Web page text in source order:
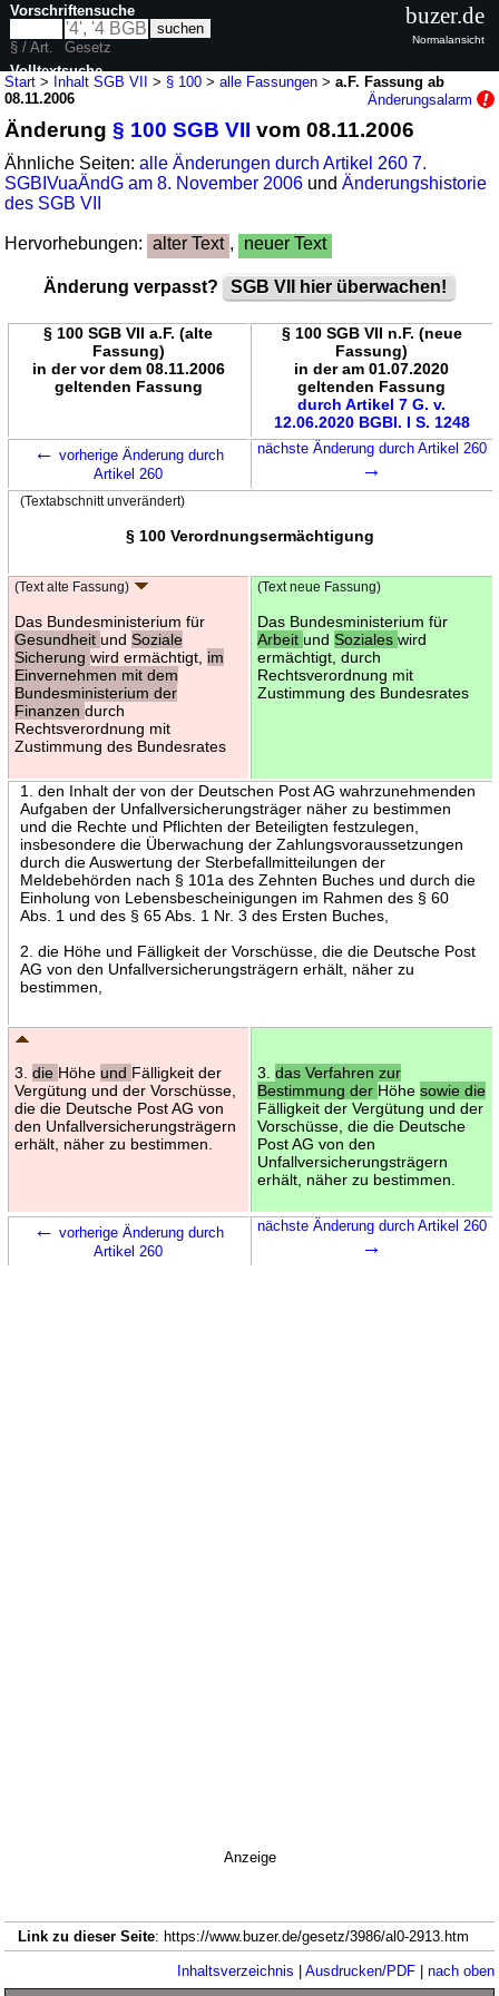
Start > Inhalt SGB VII > § 100 >alle Fassungen >a.F. Fassung ab
08.11.2006
Änderungsalarm
Änderung§ 100 SGB VII vom 08.11.2006
Ähnliche Seiten:alle Änderungen durch Artikel 260 7.
SGBIVuaÄndG am 8. November 2006 undÄnderungshistorie
des SGB VII
Hervorhebungen: alter Text , neuer Text
Änderung verpasst? SGB VII hier überwachen!
§ 100 SGB VII a.F. (alte
Fassung)
in der vor dem 08.11.2006
geltenden Fassung
§ 100 SGB VII n.F. (neue
Fassung)
in der am 01.07.2020
geltenden Fassung
durch Artikel 7 G. v.
12.06.2020 BGBl. I S. 1248
← vorherige Änderung durch
Artikel 260
nächste Änderung durch Artikel 260
→
(Textabschnitt unverändert)
§ 100 Verordnungsermächtigung
(Text alte Fassung)
Das Bundesministerium für
Gesundheit und Soziale
Sicherung wird ermächtigt, im
Einvernehmen mit dem
Bundesministerium der
Finanzen durch
Rechtsverordnung mit
Zustimmung des Bundesrates
(Text neue Fassung)
Das Bundesministerium für
Arbeit und Soziales wird
ermächtigt, durch
Rechtsverordnung mit
Zustimmung des Bundesrates
1. den Inhalt der von der Deutschen Post AG wahrzunehmenden
Aufgaben der Unfallversicherungsträger näher zu bestimmen
und die Rechte und Pflichten der Beteiligten festzulegen,
insbesondere die Überwachung der Zahlungsvoraussetzungen
durch die Auswertung der Sterbefallmitteilungen der
Meldebehörden nach § 101a des Zehnten Buches und durch die
Einholung von Lebensbescheinigungen im Rahmen des § 60
Abs. 1 und des § 65 Abs. 1 Nr. 3 des Ersten Buches,
2. die Höhe und Fälligkeit der Vorschüsse, die die Deutsche Post
AG von den Unfallversicherungsträgern erhält, näher zu
bestimmen,
3. die Höhe und Fälligkeit der
Vergütung und der Vorschüsse,
die die Deutsche Post AG von
den Unfallversicherungsträgern
erhält, näher zu bestimmen.
3. das Verfahren zur
Bestimmung der Höhe sowie die
Fälligkeit der Vergütung und der
Vorschüsse, die die Deutsche
Post AG von den
Unfallversicherungsträgern
erhält, näher zu bestimmen.
← vorherige Änderung durch
Artikel 260
nächste Änderung durch Artikel 260
→
Vorschriftensuche
§ / Art.
Gesetz
Volltextsuche
buzer.de
Normalansicht
Anzeige
Link zu dieser Seite: https://www.buzer.de/gesetz/3986/al0-2913.htm
Inhaltsverzeichnis | Ausdrucken/PDF| nach oben